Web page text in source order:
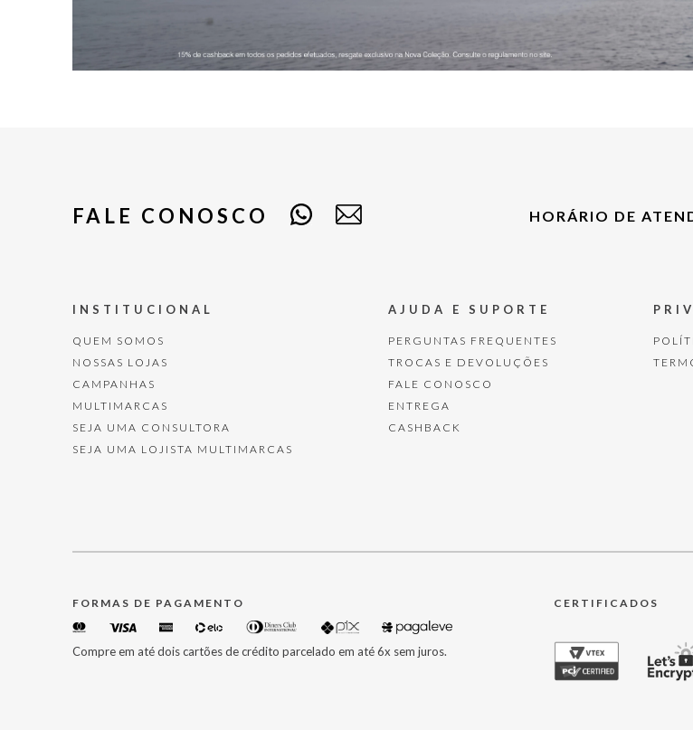
FALE CONOSCO HORÁRIO DE
INSTITUCIONAL
QUEM SOMOS
NOSSAS LOJAS
CAMPANHAS
MULTIMARCAS
SEJA UMA CONSULTORA
SEJA UMA LOJISTA MULTIMARCAS
AJUDA E SUPORTE
PERGUNTAS FREQUENTES
TROCAS E DEVOLUÇÕES
FALE CONOSCO
ENTREGA
CASHBACK
FORMAS DE PAGAMENTO
Compre em até dois cartões de crédito parcelado em até 6x sem juros.
CERTIFICADOS